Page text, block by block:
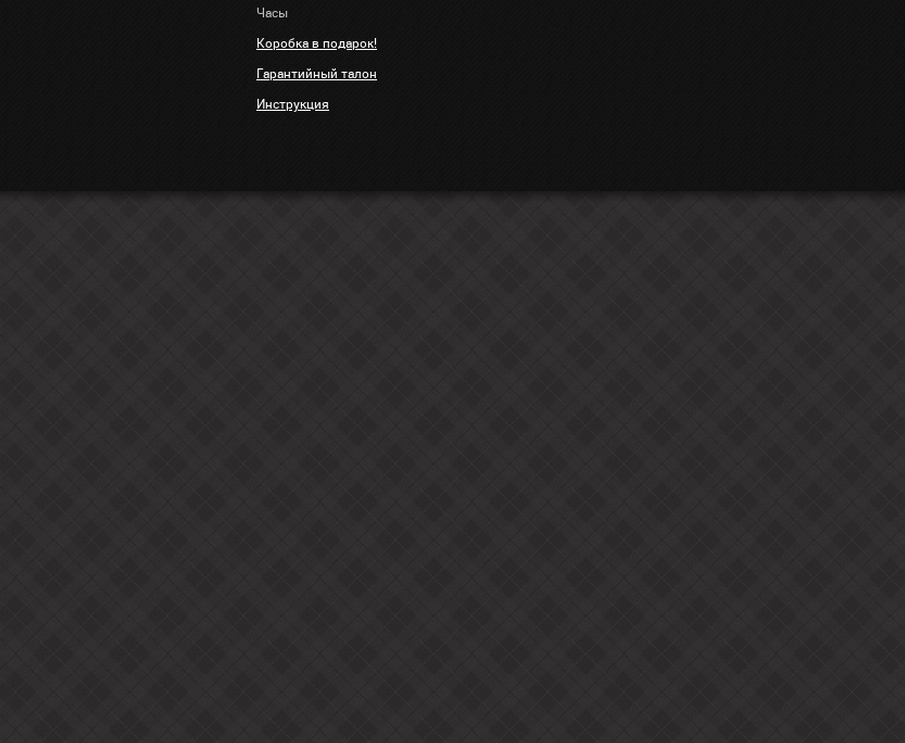
Часы
Коробка в подарок!
Гарантийный талон
Инструкция